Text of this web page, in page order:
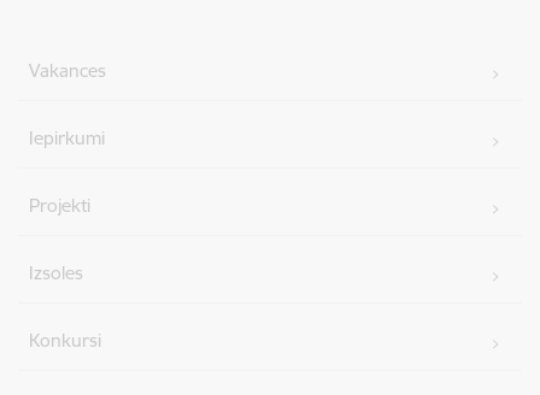
Vakances
Iepirkumi
Projekti
Izsoles
Konkursi